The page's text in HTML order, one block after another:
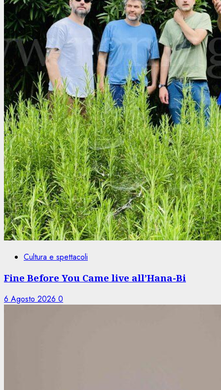
Cultura e spettacoli
Fine Before You Came live all’Hana-Bi
6 Agosto 2026 0